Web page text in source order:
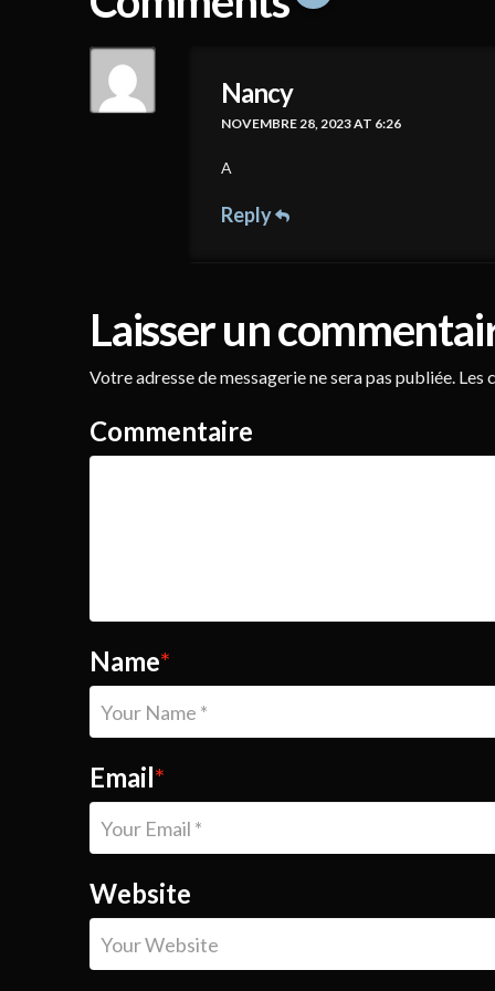
Nancy
NOVEMBRE 28, 2023 AT 6:26
A
Reply
Laisser un
Votre adresse de messagerie ne sera pas publiée.Les
Commentaire
Name*
Email*
Website